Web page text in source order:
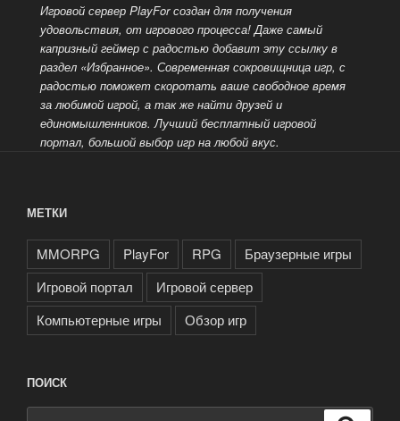
Игровой сервер PlayFor создан для получения
удовольствия, от игрового процесса! Даже самый
капризный геймер с радостью добавит эту ссылку в
раздел «Избранное». Современная сокровищница игр, с
радостью поможет скоротать ваше свободное время
за любимой игрой, а так же найти друзей и
единомышленников. Лучший бесплатный игровой
портал, большой выбор игр на любой вкус.
МЕТКИ
MMORPG PlayFor RPG
Браузерные игры
Игровой портал
Игровой сервер
Компьютерные игры
Обзор игр
ПОИСК